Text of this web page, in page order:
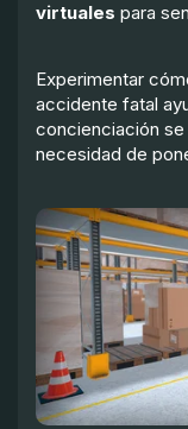
virtuales para
Experimentar
accidente fatal
concienciación se
necesidad de